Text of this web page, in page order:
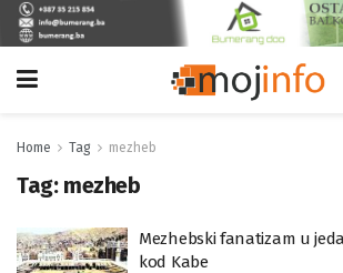
Home Tag mezheb
Tag: mezheb
Mezhebski fanatizam u
kod Kabe